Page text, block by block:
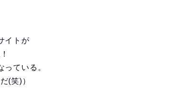
イトが
ている。
(笑)）